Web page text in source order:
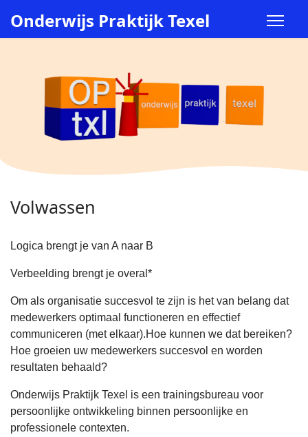
Onderwijs Praktijk Texel
Volwassen
Logica brengt je van A naar B
Verbeelding brengt je overal*
Om als organisatie succesvol te zijn is het van belang dat
medewerkers optimaal functioneren en effectief
communiceren (met elkaar).Hoe kunnen we dat bereiken?
Hoe groeien uw medewerkers succesvol en worden
resultaten behaald?
Onderwijs Praktijk Texel is een trainingsbureau voor
persoonlijke ontwikkeling binnen persoonlijke en
professionele contexten.